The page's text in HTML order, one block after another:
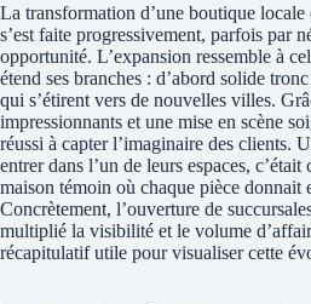
La transformation d’une boutique locale
s’est faite progressivement, parfois par
opportunité. L’expansion ressemble à
étend ses branches : d’abord solide
qui s’étirent vers de nouvelles villes.
impressionnants et une mise en scène
réussi à capter l’imaginaire des clients.
entrer dans l’un de leurs espaces,
maison témoin où chaque pièce donnait
Concrètement, l’ouverture de
multiplié la visibilité et le volume
récapitulatif utile pour visualiser cette